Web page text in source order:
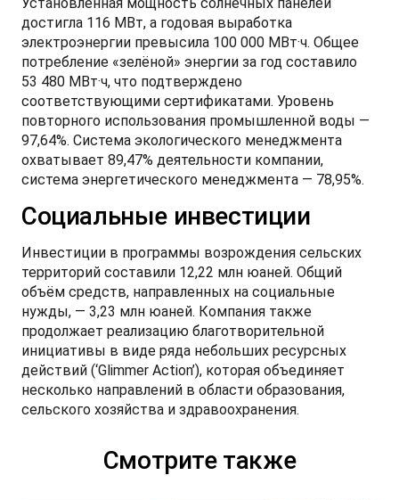
достигла 116 МВт, а годовая выработка
электроэнергии превысила 100 000 МВт·ч. Общее
потребление «зелёной» энергии за год составило
53 480 МВт·ч, что подтверждено
соответствующими сертификатами. Уровень
повторного использования промышленной воды —
97,64%. Система экологического менеджмента
охватывает 89,47% деятельности компании,
система энергетического менеджмента — 78,95%.
Социальные инвестиции
Инвестиции в программы возрождения сельских
территорий составили 12,22 млн юаней. Общий
объём средств, направленных на социальные
нужды, — 3,23 млн юаней. Компания также
продолжает реализацию благотворительной
инициативы в виде ряда небольших ресурсных
действий (‘Glimmer Action’), которая объединяет
несколько направлений в области образования,
сельского хозяйства и здравоохранения.
Смотрите также